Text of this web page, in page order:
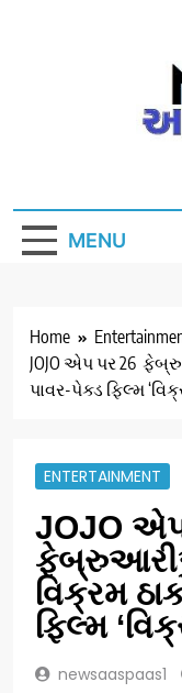
MENU
Home
JOJO એપ પર 26
પાવર-પેક્ડ ફિલ્મ
ENTERTAINMENT
JOJO
વિક્રમ
ફિલ્મ
newsaaspaas1